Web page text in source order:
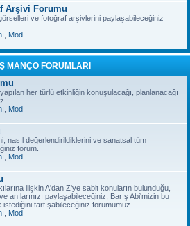
Arşivi Forumu
ve fotoğraf arşivlerini paylaşabileceğiniz
Mod
MANÇO FORUMLARI
her türlü etkinliğin konuşulacağı, planlanacağı
Mod
nasıl değerlendirildiklerini ve sanatsal tüm
forum.
Mod
ilişkin A'dan Z'ye sabit konuların bulunduğu,
anılarınızı paylaşabileceğiniz, Barış Abi'mizin bu
tartışabileceğiniz forumumuz.
Mod